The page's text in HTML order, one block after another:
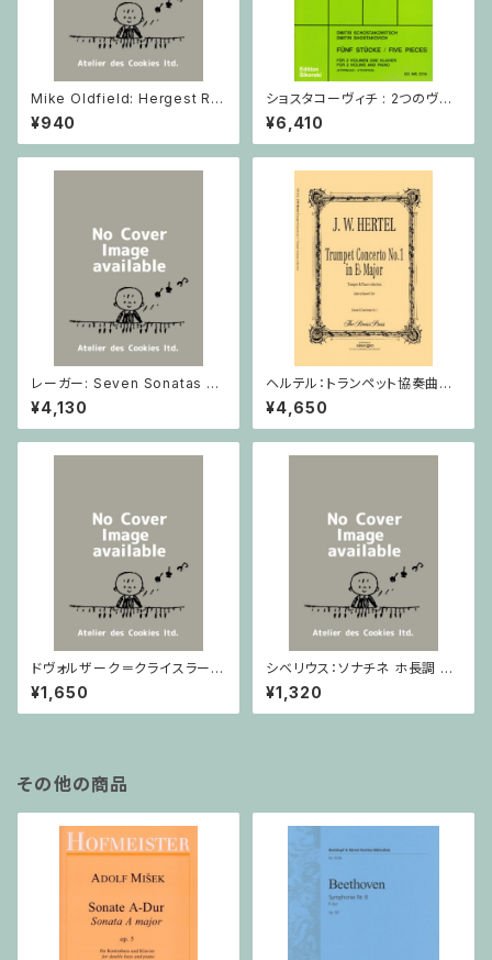
Mike Oldfield: Hergest Rid
ge / ピアノ
¥940
ショスタコーヴィチ : 2つのヴァ
イオリンとピアノのための 5つの
小品 / ヴァイオリン2とピアノ
¥6,410
レーガー: Seven Sonatas o
p. 91 Heft 2 / ヴァイオリン
¥4,130
ヘルテル：トランペット協奏曲第1
番 変ホ長調/トランペット・ピア
ノ
¥4,650
ドヴォルザーク＝クライスラー：
スラヴ幻想曲 ロ短調 from Op.
55-4, Op.75 / ヴァイオリンと
ピアノ
¥1,650
シベリウス：ソナチネ ホ長調 O
p.80 / ヴァイオリンとピアノ
¥1,320
その他の商品